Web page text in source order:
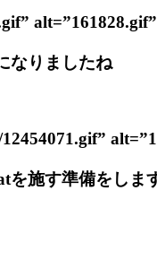
なりましたね
を施す準備をしま